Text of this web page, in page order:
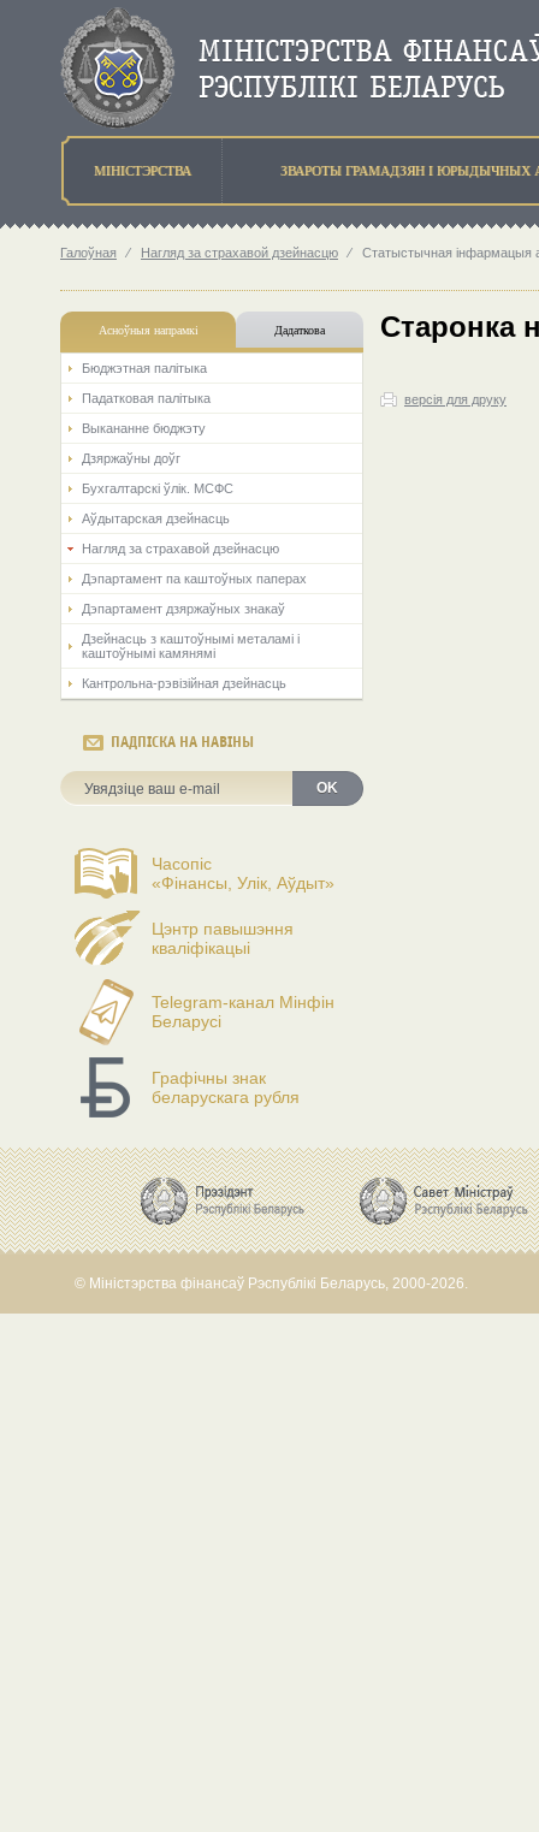
МIНIСТЭРСТВА ЗВАРОТЫ ГРАМАДЗЯН I ЮРЫДЫЧНЫХ
Галоўная ⁄ Нагляд за страхавой дзейнасцю ⁄ Статыстычная інфармацыя
Асноўныя напрамкi Дадаткова
Бюджэтная палiтыка
Падатковая палітыка
Выкананне бюджэту
Дзяржаўны доўг
Бухгалтарскі ўлік. МСФС
Аўдытарская дзейнасць
Нагляд за страхавой дзейнасцю
Дэпартамент па каштоўных паперах
Дэпартамент дзяржаўных знакаў
Дзейнасць з каштоўнымі металамі і
каштоўнымі камянямі
Кантрольна-рэвізійная дзейнасць
ПАДПІСКА НА НАВІНЫ
OK
Часопіс
«Фінансы, Улік, Аўдыт»
Цэнтр павышэння
кваліфікацыі
Telegram-канал Мінфін
Беларусі
Графічны знак
беларускага рубля
Старонка
версія для друку
© Міністэрства фінансаў Рэспублікі Беларусь, 2000-2026.